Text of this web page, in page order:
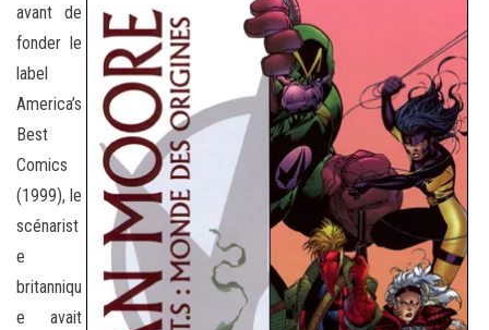
avant de
fonder le
label
America’s
Best
Comics
(1999), le
scénarist
e
britanniqu
e avait